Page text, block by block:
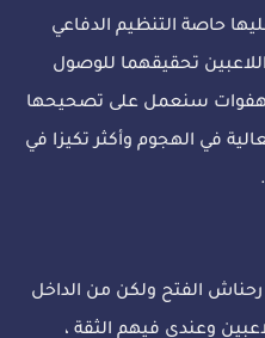
حاصة التنظيم الدفاعي
تحقيقهما للوصول
هفوات سنعمل على تصحيحها
في الهجوم وأكثر تكيزا في
الفتح ولكن من الداخل
وعندي فيهم الثقة ،